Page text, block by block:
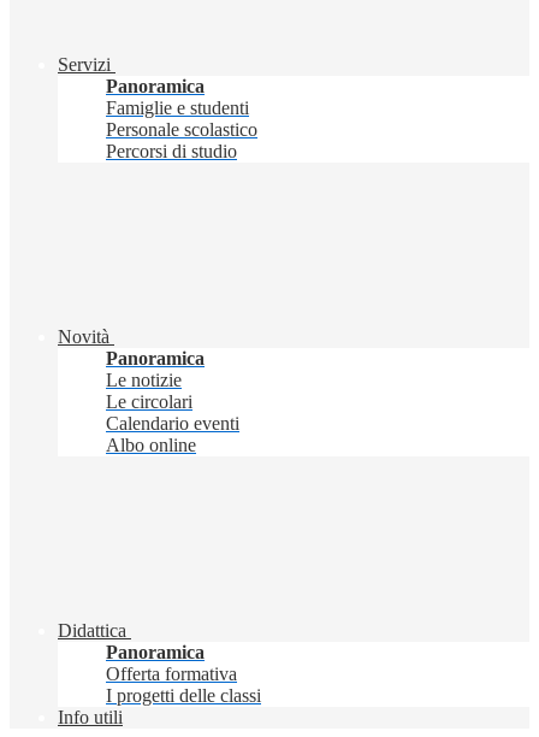
Servizi
Panoramica
Famiglie e studenti
Personale scolastico
Percorsi di studio
Novità
Panoramica
Le notizie
Le circolari
Calendario eventi
Albo online
Didattica
Panoramica
Offerta formativa
I progetti delle classi
Info utili